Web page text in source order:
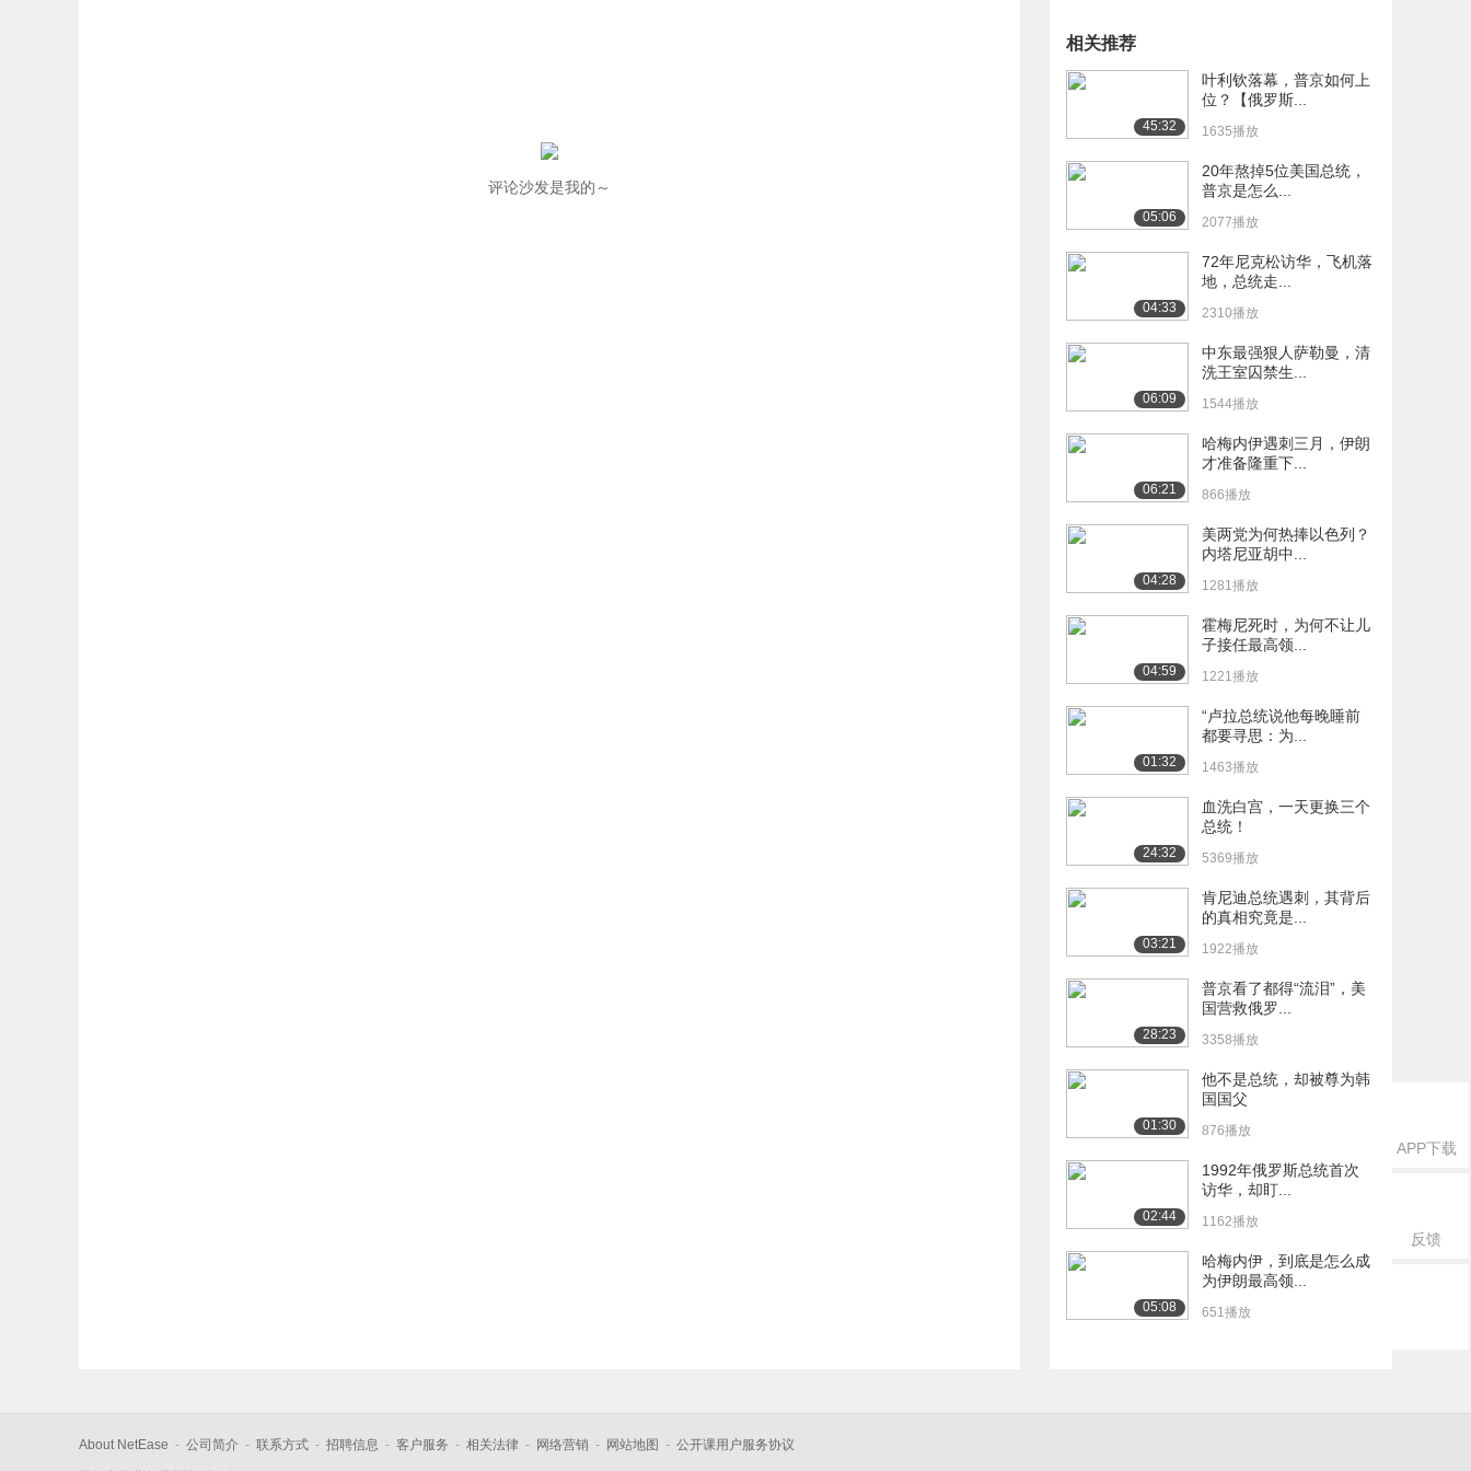
APP下载
反馈
评论沙发是我的～
相关推荐
45:32
叶利钦落幕，普京如何上
位？【俄罗斯...
1635播放
05:06
20年熬掉5位美国总统，
普京是怎么...
2077播放
04:33
72年尼克松访华，飞机落
地，总统走...
2310播放
06:09
中东最强狠人萨勒曼，清
洗王室囚禁生...
1544播放
06:21
哈梅内伊遇刺三月，伊朗
才准备隆重下...
866播放
04:28
美两党为何热捧以色列？
内塔尼亚胡中...
1281播放
04:59
霍梅尼死时，为何不让儿
子接任最高领...
1221播放
01:32
“卢拉总统说他每晚睡前
都要寻思：为...
1463播放
24:32
血洗白宫，一天更换三个
总统！
5369播放
03:21
肯尼迪总统遇刺，其背后
的真相究竟是...
1922播放
28:23
普京看了都得“流泪”，美
国营救俄罗...
3358播放
01:30
他不是总统，却被尊为韩
国国父
876播放
02:44
1992年俄罗斯总统首次
访华，却盯...
1162播放
05:08
哈梅内伊，到底是怎么成
为伊朗最高领...
651播放
About NetEase - 公司简介 - 联系方式 - 招聘信息 - 客户服务 - 相关法律 - 网络营销 - 网站地图 - 公开课用户服务协议